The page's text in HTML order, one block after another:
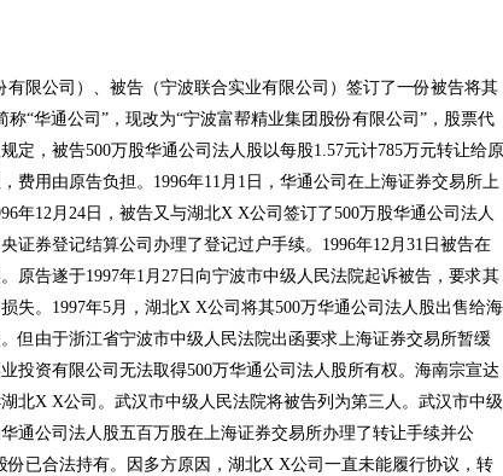
限公司）、被告（宁波联合实业有限公司）签订了一份被告将其
“华通公司”，现改为“宁波富帮精业集团股份有限公司”，股票代
定，被告500万股华通公司法人股以每股1.57元计785万元转让给原
费用由原告负担。1996年11月1日，华通公司在上海证券交易所上
年12月24日，被告又与湖北X X公司签订了500万股华通公司法人
证券登记结算公司办理了登记过户手续。1996年12月31日被告在
原告遂于1997年1月27日向宁波市中级人民法院起诉被告，要求其
失。1997年5月，湖北X X公司将其500万华通公司法人股出售给海
但由于浙江省宁波市中级人民法院出函要求上海证券交易所暂缓
投资有限公司无法取得500万华通公司法人股所有权。海南宗宣达
北X X公司。武汉市中级人民法院将被告列为第三人。武汉市中级
通公司法人股五百万股在上海证券交易所办理了转让手续并公
已合法持有。因多方原因，湖北X X公司一直未能履行协议，转